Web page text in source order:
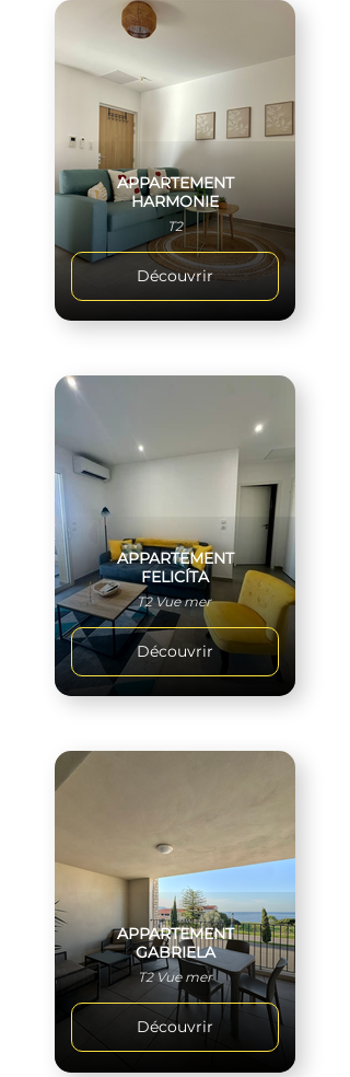
APPARTEMENT
HARMONIE
T2
Découvrir
APPARTEMENT
FELICÍTA
T2 Vue mer
Découvrir
APPARTEMENT
GABRIELA
T2 Vue mer
Découvrir